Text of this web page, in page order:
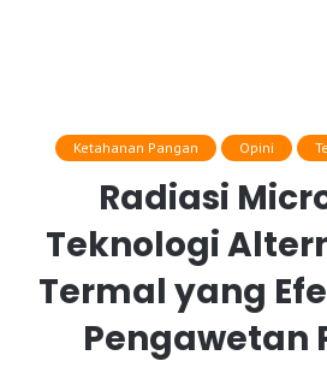
Ketahanan Pangan Opini
Radiasi
Teknologi
Termal yang
Pengawetan